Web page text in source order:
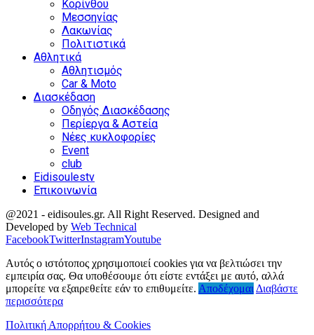
Κορίνθου
Μεσσηνίας
Λακωνίας
Πολιτιστικά
Αθλητικά
Αθλητισμός
Car & Moto
Διασκέδαση
Οδηγός Διασκέδασης
Περίεργα & Αστεία
Νέες κυκλοφορίες
Event
club
Eidisoulestv
Επικοινωνία
@2021 - eidisoules.gr. All Right Reserved. Designed and
Developed by Web Technical
FacebookTwitterInstagramYoutube
Αυτός ο ιστότοπος χρησιμοποιεί cookies για να βελτιώσει την
εμπειρία σας. Θα υποθέσουμε ότι είστε εντάξει με αυτό, αλλά
μπορείτε να εξαιρεθείτε εάν το επιθυμείτε. Αποδέχομαι Διαβάστε
περισσότερα
Πολιτική Απορρήτου & Cookies